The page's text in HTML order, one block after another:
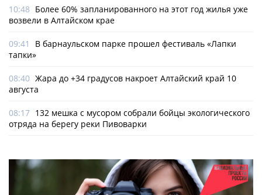
10:48 Более 60% запланированного на этот год жилья уже
возвели в Алтайском крае
09:41
В барнаульском парке прошел фестиваль «Лапки
тапки»
08:40 Жара до +34 градусов накроет Алтайский край 10
августа
08:17 132 мешка с мусором собрали бойцы экологического
отряда на берегу реки Пивоварки